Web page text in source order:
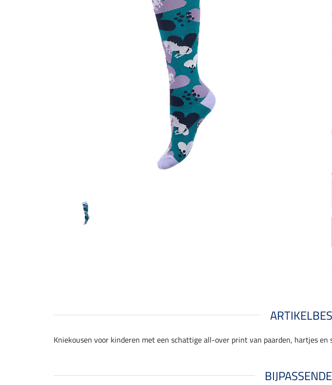
Kniekousen voor kinderen met een schattige all-over print van paarden, hartjes en